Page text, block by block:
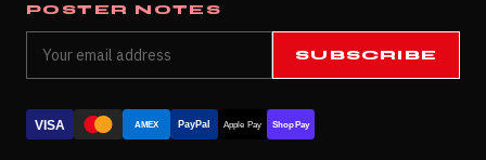
POSTER NOTES
SUBSCRIBE
VISA AMEX PayPal Apple Pay Shop Pay